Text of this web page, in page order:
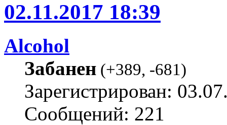
02.11.2017 18:39
Alcohol
Забанен (+389, -681)
Зарегистрирован:
Сообщений: 221